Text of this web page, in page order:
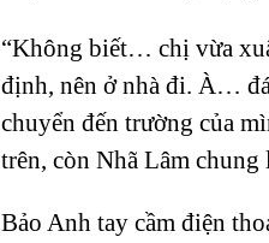
“Không biết… chị vừa
định, nên ở nhà đi. À…
chuyển đến trường của
trên, còn Nhã Lâm
Bảo Anh tay cầm điện